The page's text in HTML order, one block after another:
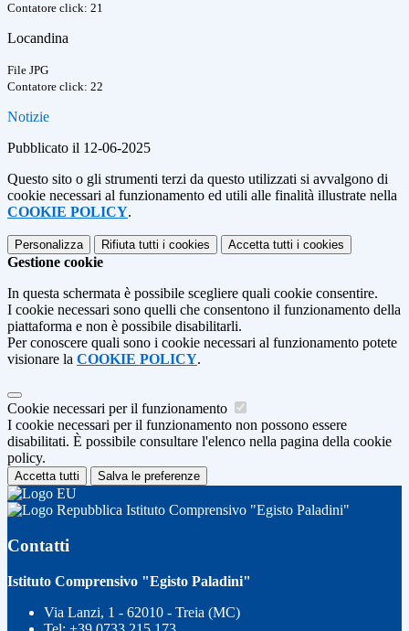
Contatore click: 21
Locandina
File JPG
Contatore click: 22
Notizie
Pubblicato il 12-06-2025
Questo sito o gli strumenti terzi da questo utilizzati si avvalgono di
cookie necessari al funzionamento ed utili alle finalità illustrate nella
COOKIE POLICY.
Personalizza Rifiuta tutti i cookies Accetta tutti i cookies
Gestione cookie
In questa schermata è possibile scegliere quali cookie consentire.
I cookie necessari sono quelli che consentono il funzionamento della
piattaforma e non è possibile disabilitarli.
Per conoscere quali sono i cookie necessari al funzionamento potete
visionare la COOKIE POLICY.
Cookie necessari per il funzionamento
I cookie necessari per il funzionamento non possono essere
disabilitati. È possibile consultare l'elenco nella pagina della cookie
policy.
Accetta tutti Salva le preferenze
Istituto Comprensivo "Egisto Paladini"
Contatti
Istituto Comprensivo "Egisto Paladini"
Via Lanzi, 1 - 62010 - Treia (MC)